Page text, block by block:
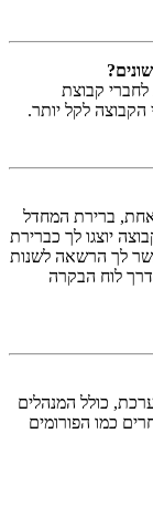
קבוצת
לקל יותר.
ברירת המחדל
יוצגו לך כברירת
לך הרשאה לשנות
לוח הבקרה
כולל המנהלים
כמו הפורומים